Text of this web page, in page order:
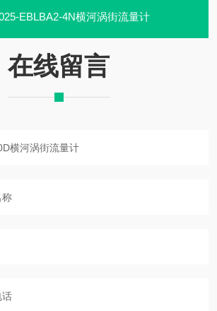
EBLBA2-4N横河涡街流量计
在线留言